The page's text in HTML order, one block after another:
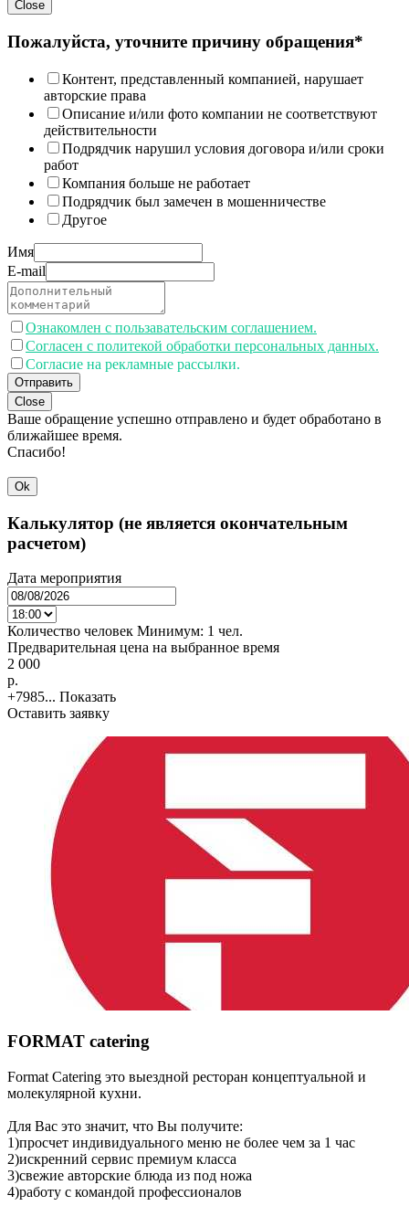
Close
Пожалуйста, уточните причину обращения*
Контент, представленный компанией, нарушает
авторские права
Описание и/или фото компании не соответствуют
действительности
Подрядчик нарушил условия договора и/или сроки
работ
Компания больше не работает
Подрядчик был замечен в мошенничестве
Другое
Имя
E-mail
Ознакомлен с пользавательским соглашением.
Согласен с политекой обработки персональных данных.
Согласие на рекламные рассылки.
Отправить
Close
Ваше обращение успешно отправлено и будет обработано в
ближайшее время.
Спасибо!
Ok
Калькулятор (не является окончательным
расчетом)
Дата мероприятия
Количество человек Минимум: 1 чел.
Предварительная цена на выбранное время
2 000
p.
+7985... Показать
Оставить заявку
FORMAT catering
Format Сatering это выездной ресторан концептуальной и
молекулярной кухни.
Для Вас это значит, что Вы получите:
1)просчет индивидуального меню не более чем за 1 час
2)искренний сервис премиум класса
3)свежие авторские блюда из под ножа
4)работу с командой профессионалов